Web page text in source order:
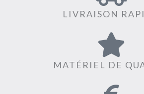
LIVRAISON
MATÉRIEL DE